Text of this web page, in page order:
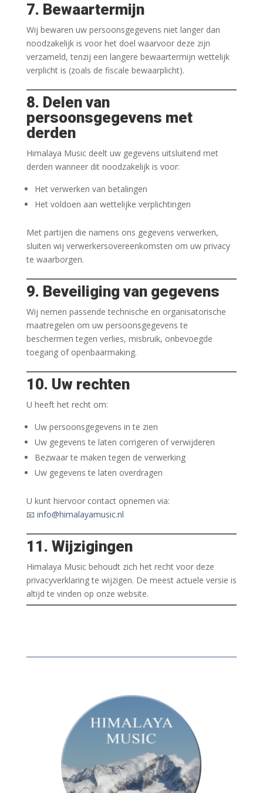
7. Bewaartermijn
Wij bewaren uw persoonsgegevens niet langer dan
noodzakelijk is voor het doel waarvoor deze zijn
verzameld, tenzij een langere bewaartermijn wettelijk
verplicht is (zoals de fiscale bewaarplicht).
8. Delen van
persoonsgegevens met
derden
Himalaya Music deelt uw gegevens uitsluitend met
derden wanneer dit noodzakelijk is voor:
Het verwerken van betalingen
Het voldoen aan wettelijke verplichtingen
Met partijen die namens ons gegevens verwerken,
sluiten wij verwerkersovereenkomsten om uw privacy
te waarborgen.
9. Beveiliging van gegevens
Wij nemen passende technische en organisatorische
maatregelen om uw persoonsgegevens te
beschermen tegen verlies, misbruik, onbevoegde
toegang of openbaarmaking.
10. Uw rechten
U heeft het recht om:
Uw persoonsgegevens in te zien
Uw gegevens te laten corrigeren of verwijderen
Bezwaar te maken tegen de verwerking
Uw gegevens te laten overdragen
U kunt hiervoor contact opnemen via:
📧 info@himalayamusic.nl
11. Wijzigingen
Himalaya Music behoudt zich het recht voor deze
privacyverklaring te wijzigen. De meest actuele versie is
altijd te vinden op onze website.